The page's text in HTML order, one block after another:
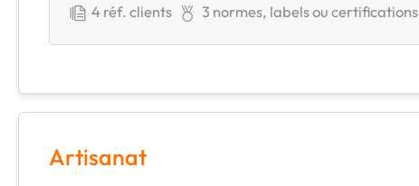
4réf. clients 3 normes, labels ou certifications
Artisanat